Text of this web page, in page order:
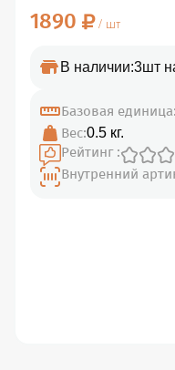
1890
/ шт
В наличии:3шт
Базовая единица:
Вес:0.5 кг.
Рейтинг :
Внутренний